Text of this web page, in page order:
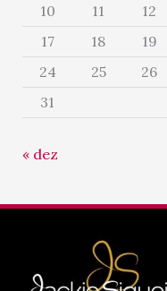
10
11 12
17
18 19
24
25 26
31
« dez